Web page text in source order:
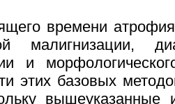
времени
малигнизации,
и
этих базовых
вышеуказанные